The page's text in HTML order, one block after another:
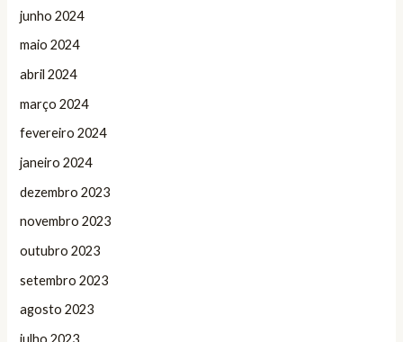
junho 2024
maio 2024
abril 2024
março 2024
fevereiro 2024
janeiro 2024
dezembro 2023
novembro 2023
outubro 2023
setembro 2023
agosto 2023
julho 2023